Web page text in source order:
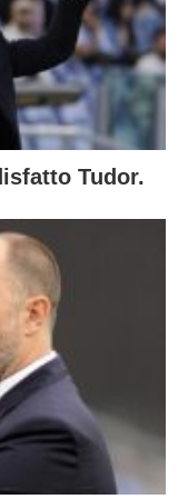
Tudor.